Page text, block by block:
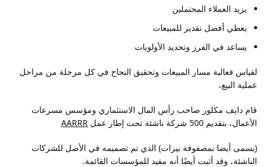
يزيد العملاء المحتملين
يعطي أفضل تقدير للمبيعات
يساعد في الفرز وتحديد الأولويات
لقياس فعالية مسار المبيعات وتحقيق النجاح في كل مرحلة من مراحل
عملية البيع،
قام دايف مكلور صاحب رأس المال الاستثماري ومؤسس مسرعات
الأعمال، بتقديم 500 شركة ناشئة تحت إطار عمل
AARRR
(يسمى أيضا بمصفوفة بيرات) الذي تم تصميمه في الأصل للشركات
الناشئة، وقد أثبت أيضًا أنه مفيد للمؤسسات القائمة.